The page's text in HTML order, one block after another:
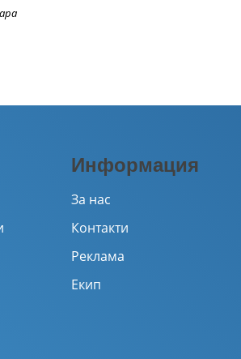
Информация
За нас
Контакти
Реклама
Екип